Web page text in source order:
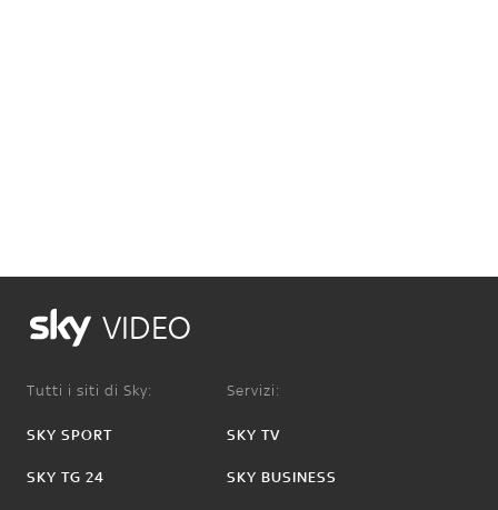
VIDEO
Tutti i siti di Sky:
SKY SPORT
SKY TG 24
Servizi:
SKY TV
SKY BUSINESS